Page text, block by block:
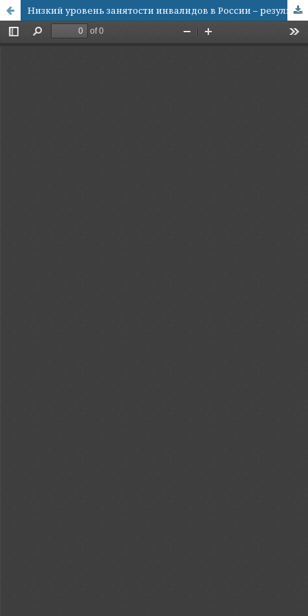
Низкий уровень занятости инвалидов в России – результат дискриминации?